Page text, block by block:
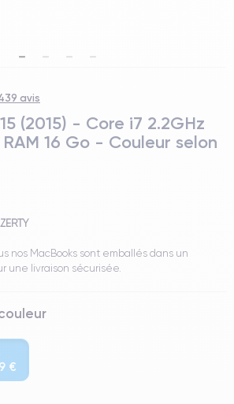
avis
(2015) - Core i7 2.2GHz
16 Go - Couleur selon
nos MacBooks sont emballés dans un
une livraison sécurisée.
€